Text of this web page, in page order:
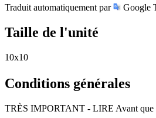
Traduit automatiquement par Google
Taille de l'unité
10x10
Conditions générales
TRÈS IMPORTANT - LIRE Avant que